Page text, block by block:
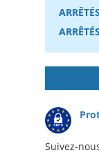
Suivez-